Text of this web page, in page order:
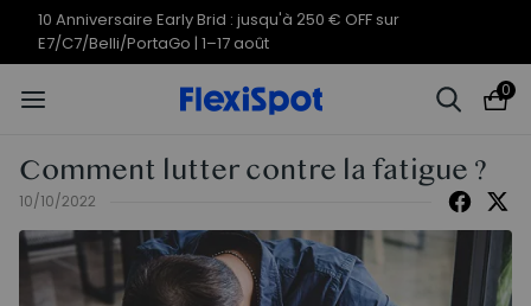
Offres du 10e anniversaire | C7
Morpher dès 579,99 €
0
Comment lutter contre la fatigue ?
10/10/2022